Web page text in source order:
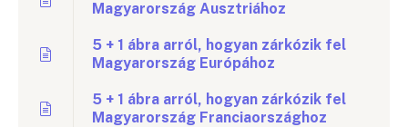
Magyarország Ausztriához
5 + 1 ábra arról, hogyan zárkózik fel
Magyarország Európához
5 + 1 ábra arról, hogyan zárkózik fel
Magyarország Franciaországhoz